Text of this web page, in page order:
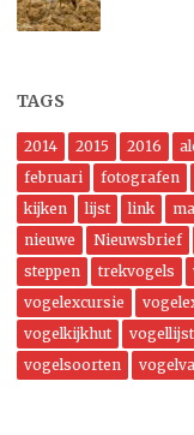
TAGS
2014 2015 2016
februari
fotografen
kijken
lijst link
nieuwe
Nieuwsbrief
steppen
trekvogels
vogelexcursie
vogelkijkhut
vogellijst
vogelsoorten